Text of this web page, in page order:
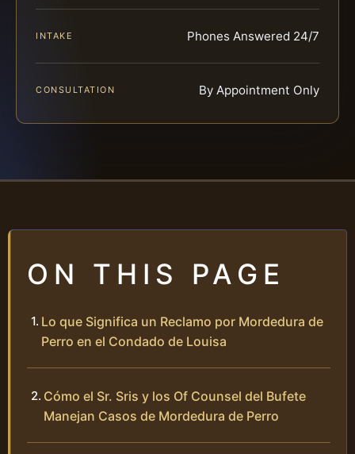
INTAKE Phones Answered 24/7
CONSULTATION By Appointment Only
ON THIS PAGE
Lo que Significa un Reclamo por Mordedura de
Perro en el Condado de Louisa
Cómo el Sr. Sris y los Of Counsel del Bufete
Manejan Casos de Mordedura de Perro